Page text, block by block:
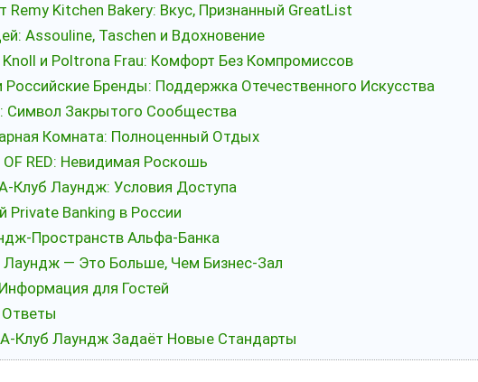
Remy Kitchen Bakery: Вкус, Признанный GreatList
Assouline, Taschen и Вдохновение
и Poltrona Frau: Комфорт Без Компромиссов
Бренды: Поддержка Отечественного Искусства
Символ Закрытого Сообщества
Комната: Полноценный Отдых
RED: Невидимая Роскошь
Клуб Лаундж: Условия Доступа
Private Banking в России
Пространств Альфа-Банка
— Это Больше, Чем Бизнес-Зал
для Гостей
Ответы
Клуб Лаундж Задаёт Новые Стандарты